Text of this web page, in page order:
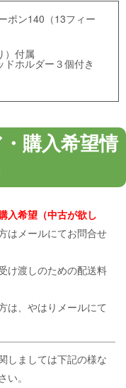
ポン140（13フィー
）付属
ホルダー３個付き
購入希望情
入希望（中古が欲し
はメールにてお問合せ
け渡しのための配送料
は、やはりメールにて
しましては下記の様な
。